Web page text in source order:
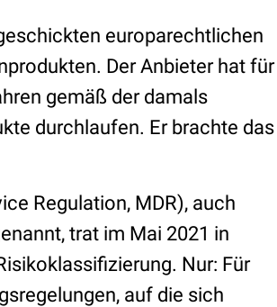
europarechtlichen
Der Anbieter hat für
gemäß der damals
durchlaufen. Er brachte das
Regulation, MDR), auch
trat im Mai 2021 in
Nur: Für
auf die sich